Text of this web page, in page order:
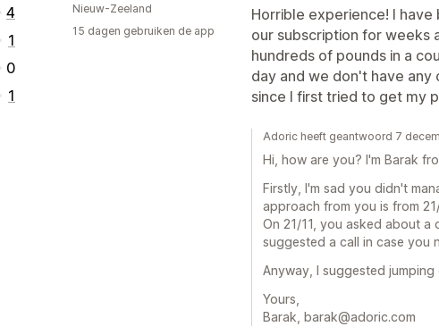
4
1
0
1
Horrible experience! I
our subscription for weeks
hundreds of pounds in a
day and we don't have any
since I first tried to get my
Nieuw-Zeeland
15 dagen gebruiken de app
Adoric heeft geantwoord 7
Hi, how are you? I'm Barak
Firstly, I'm sad you didn't
approach from you is from 21/
On 21/11, you asked about
suggested a call in case you
Anyway, I suggested
Yours,
Barak, barak@adoric.com